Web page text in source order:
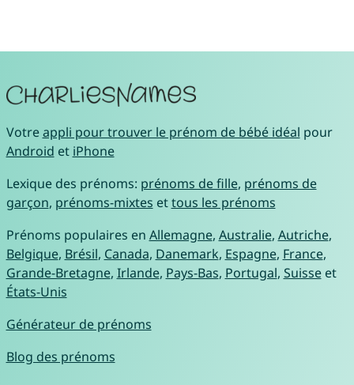
Votreappli pour trouver le prénom de bébé idéal pour
Android et iPhone
Lexique des prénoms: prénoms de fille, prénoms de
garçon, prénoms-mixtes ettous les prénoms
Prénoms populaires en Allemagne, Australie, Autriche,
Belgique, Brésil, Canada, Danemark, Espagne, France,
Grande-Bretagne, Irlande, Pays-Bas, Portugal, Suisseet
États-Unis
Générateur de prénoms
Blog des prénoms